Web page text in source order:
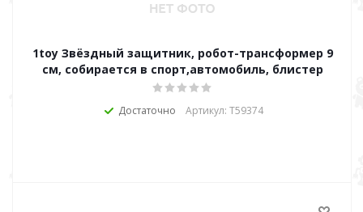
1toy Звёздный защитник, робот-трансформер 9
см, собирается в спорт,автомобиль, блистер
Достаточно Артикул: Т59374